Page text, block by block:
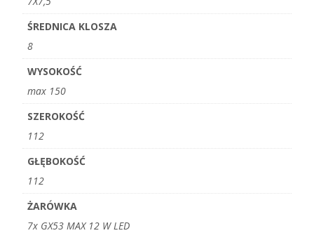
ŚREDNICA KLOSZA
8
WYSOKOŚĆ
max 150
SZEROKOŚĆ
112
GŁĘBOKOŚĆ
112
ŻARÓWKA
7x GX53 MAX 12 W LED